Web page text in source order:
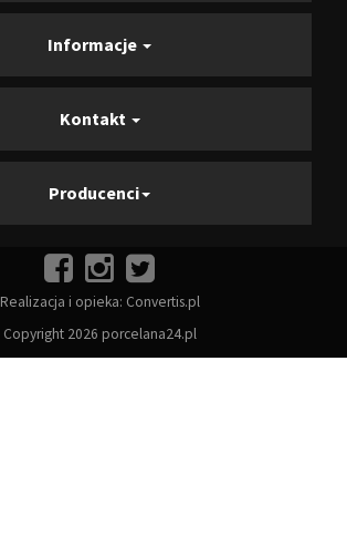
Informacje
Kontakt
Producenci
Realizacja i opieka: Convertis.pl
Copyright 2026 porcelana24.pl